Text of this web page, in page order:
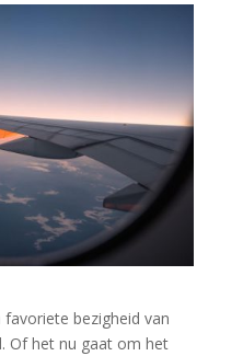
favoriete bezigheid van
Of het nu gaat om het